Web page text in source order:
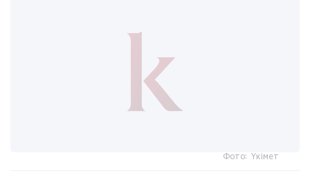
Фото: Үкімет